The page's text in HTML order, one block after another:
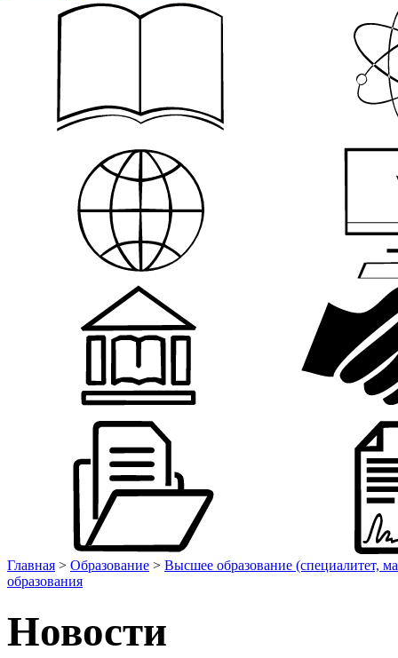
Главная > Образование > Высшее образование (специалитет,
образования
Новости